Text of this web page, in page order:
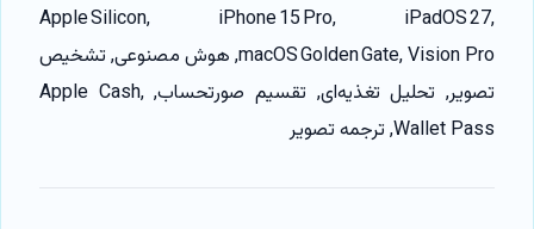
Apple Silicon, iPhone 15 Pro, iPadOS 27,
macOS Golden Gate, Vision Pro, هوش مصنوعی, تشخیص
تصویر, تحلیل تغذیه‌ای, تقسیم صورتحساب, Apple Cash,
Wallet Pass, ترجمه تصویر